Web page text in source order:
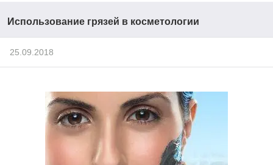
Использование грязей в косметологии
25.09.2018